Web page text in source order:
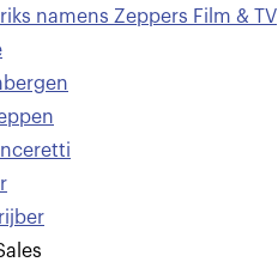
namens Zeppers Film & TV